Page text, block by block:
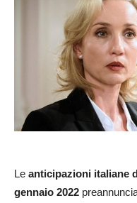
Le anticipazioni italiane
gennaio 2022